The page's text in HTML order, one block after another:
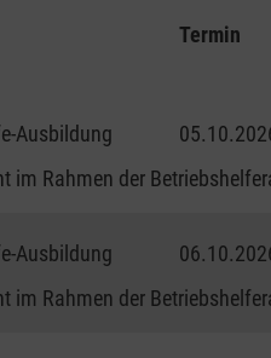
Termin
Ausbildung
im Rahmen der
Ausbildung
im Rahmen der